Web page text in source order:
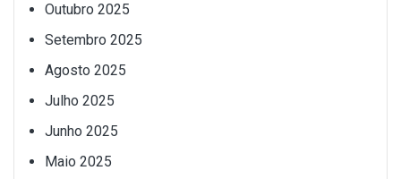
Outubro 2025
Setembro 2025
Agosto 2025
Julho 2025
Junho 2025
Maio 2025